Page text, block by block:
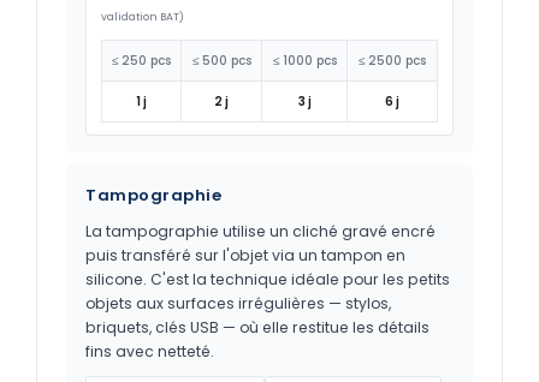
validation BAT)
≤ 250 pcs ≤ 500 pcs ≤ 1000 pcs ≤ 2500 pcs
1 j 2 j 3 j 6 j
Tampographie
La tampographie utilise un cliché gravé encré
puis transféré sur l'objet via un tampon en
silicone. C'est la technique idéale pour les petits
objets aux surfaces irrégulières — stylos,
briquets, clés USB — où elle restitue les détails
fins avec netteté.